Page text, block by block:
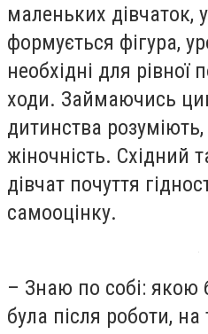
маленьких дівчаток,
формується фігура,
необхідні для рівної
ходи. Займаючись
дитинства
жіночність. Східний
дівчат почуття
самооцінку.
– Знаю по собі: якою
була після роботи, на